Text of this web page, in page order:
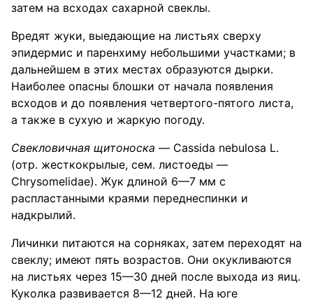
затем на всходах сахарной свеклы.
Вредят жуки, выедающие на листьях сверху
эпидермис и паренхиму небольшими участками; в
дальнейшем в этих местах образуются дырки.
Наиболее опасны блошки от начала появления
всходов и до появления четвертого-пятого листа,
а также в сухую и жаркую погоду.
Свекловичная щитоноска — Cassida nebulosa L.
(отр. жесткокрылые, сем. листоеды —
Chrysomelidae). Жук длиной 6—7 мм с
распластанными краями переднеспинки и
надкрылий.
Личинки питаются на сорняках, затем переходят на
свеклу; имеют пять возрастов. Они окукливаются
на листьях через 15—30 дней после выхода из яиц.
Куколка развивается 8—12 дней. На юге